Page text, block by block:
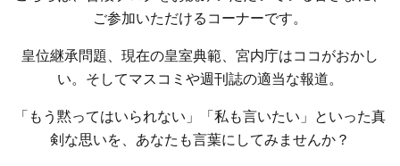
ご参加いただけるコーナーです。
皇位継承問題、現在の皇室典範、宮内庁はココがおかし
い。そしてマスコミや週刊誌の適当な報道。
「もう黙ってはいられない」「私も言いたい」といった真
剣な思いを、あなたも言葉にしてみませんか？